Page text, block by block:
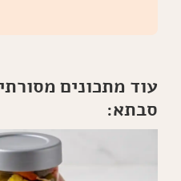
עוד מתכונים
סבתא: